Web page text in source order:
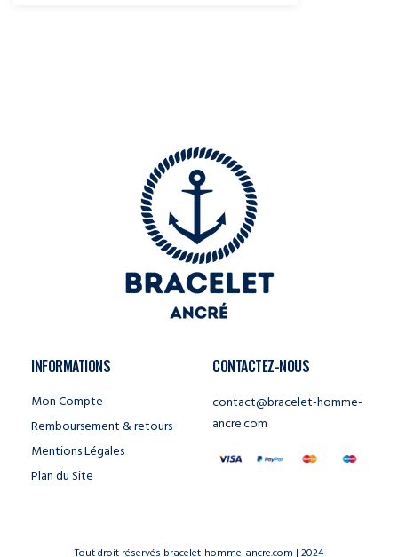
INFORMATIONS
Mon Compte
Remboursement & retours
Mentions Légales
Plan du Site
CONTACTEZ-NOUS
contact@bracelet-homme-
ancre.com